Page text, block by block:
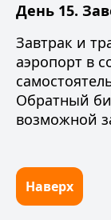
День 15.
Завтрак и
аэропорт в
Обратный
возможной
Наверх